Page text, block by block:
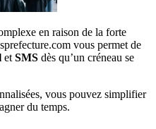
en raison de la forte
vous permet de
et SMS dès qu’un créneau se
vous pouvez simplifier
du temps.